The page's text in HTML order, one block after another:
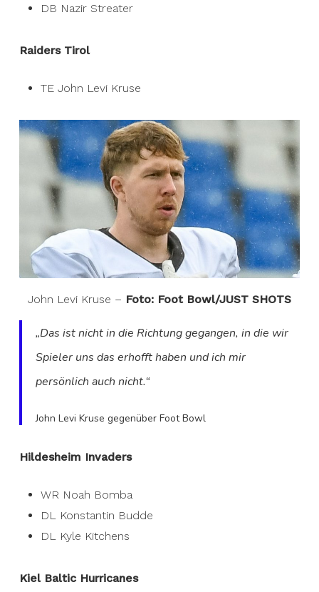
DB Nazir Streater
Raiders Tirol
TE John Levi Kruse
John Levi Kruse – Foto: Foot Bowl/JUST SHOTS
„Das ist nicht in die Richtung gegangen, in die wir
Spieler uns das erhofft haben und ich mir
persönlich auch nicht.“
John Levi Kruse gegenüber Foot Bowl
Hildesheim Invaders
WR Noah Bomba
DL Konstantin Budde
DL Kyle Kitchens
Kiel Baltic Hurricanes